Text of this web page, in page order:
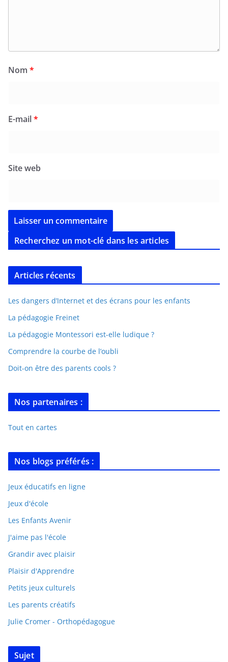
Nom *
E-mail*
Site web
Recherchez un mot-clé dans les articles
Articles récents
Les dangers d’Internet et des écrans pour les enfants
La pédagogie Freinet
La pédagogie Montessori est-elle ludique ?
Comprendre la courbe de l’oubli
Doit-on être des parents cools ?
Nos partenaires :
Tout en cartes
Nos blogs préférés :
Jeux éducatifs en ligne
Jeux d'école
Les Enfants Avenir
J'aime pas l'école
Grandir avec plaisir
Plaisir d'Apprendre
Petits jeux culturels
Les parents créatifs
Julie Cromer - Orthopédagogue
Sujet